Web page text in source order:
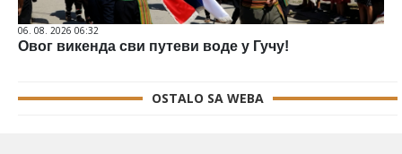
06. 08. 2026 06:32
Овог викенда сви путеви воде у Гучу!
OSTALO SA WEBA